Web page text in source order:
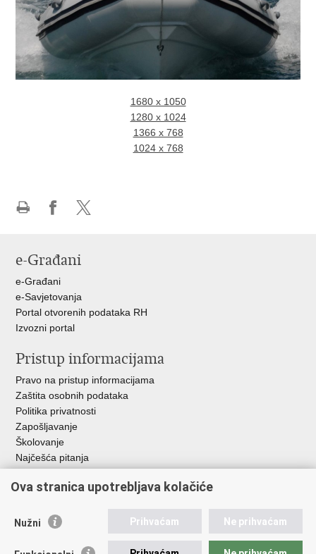
1680 x 1050
1280 x 1024
1366 x 768
1024 x 768
Facebooku
X-
e-Građani
e-Građani
e-Savjetovanja
Portal otvorenih podataka RH
Izvozni portal
Pristup informacijama
Pravo na pristup informacijama
Zaštita osobnih podataka
Politika privatnosti
Zapošljavanje
Školovanje
Najčešća pitanja
Važne poveznice
EMN Nacionalna kontaktna točka za Republiku Hrvatsku
Ova stranica upotrebljava kolačiće
Nužni Prihvaćam Ne prihvaćam